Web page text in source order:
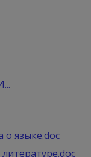
о языке.doc